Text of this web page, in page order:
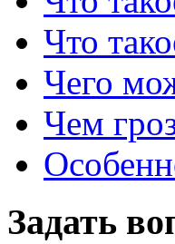
Что
Чего
Чем
Задать